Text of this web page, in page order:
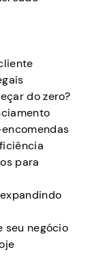
do zero?
para
seu negócio